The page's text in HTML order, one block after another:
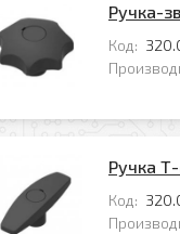
Ручка-
Код:
Ручка
Код:
Ваше имя